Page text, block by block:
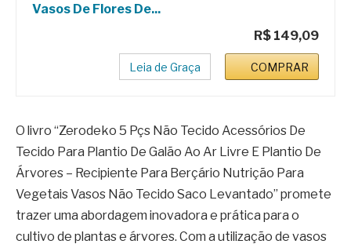
Vasos De Flores De...
R$ 149,09
Leia de Graça COMPRAR
O livro “Zerodeko 5 Pçs Não Tecido Acessórios De
Tecido Para Plantio De Galão Ao Ar Livre E Plantio De
Árvores – Recipiente Para Berçário Nutrição Para
Vegetais Vasos Não Tecido Saco Levantado” promete
trazer uma abordagem inovadora e prática para o
cultivo de plantas e árvores. Com a utilização de vasos